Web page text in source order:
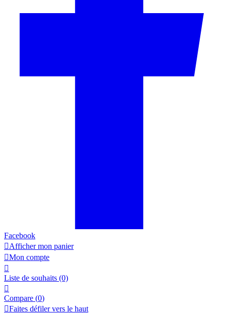
Facebook
Afficher mon panier
Mon compte

Liste de souhaits (0)

Compare (0)
Faites défiler vers le haut